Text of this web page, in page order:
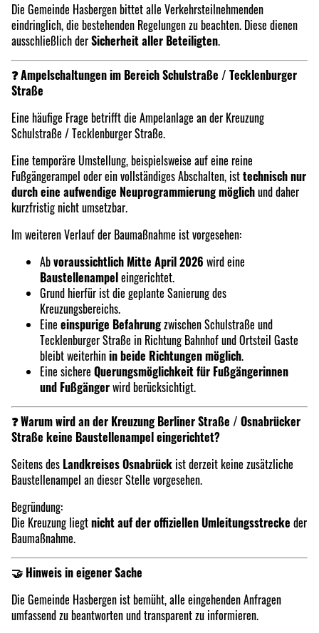
Die Gemeinde Hasbergen bittet alle Verkehrsteilnehmenden
eindringlich, die bestehenden Regelungen zu beachten. Diese dienen
ausschließlich derSicherheit aller Beteiligten.
❓ Ampelschaltungen im Bereich Schulstraße / Tecklenburger
Straße
Eine häufige Frage betrifft die Ampelanlage an der Kreuzung
Schulstraße / Tecklenburger Straße.
Eine temporäre Umstellung, beispielsweise auf eine reine
Fußgängerampel oder ein vollständiges Abschalten, isttechnisch nur
durch eine aufwendige Neuprogrammierung möglichund daher
kurzfristig nicht umsetzbar.
Im weiteren Verlauf der Baumaßnahme ist vorgesehen:
Abvoraussichtlich Mitte April 2026 wird eine
Baustellenampeleingerichtet.
Grund hierfür ist die geplante Sanierung des
Kreuzungsbereichs.
Eine einspurige Befahrungzwischen Schulstraße und
Tecklenburger Straße in Richtung Bahnhof und Ortsteil Gaste
bleibt weiterhinin beide Richtungen möglich.
Eine sichere Querungsmöglichkeit für Fußgängerinnen
und Fußgängerwird berücksichtigt.
❓ Warum wird an der Kreuzung Berliner Straße / Osnabrücker
Straße keine Baustellenampel eingerichtet?
Seitens des Landkreises Osnabrück ist derzeit keine zusätzliche
Baustellenampel an dieser Stelle vorgesehen.
Begründung:
Die Kreuzung liegtnicht auf der offiziellen Umleitungsstrecke der
Baumaßnahme.
🤝 Hinweis in eigener Sache
Die Gemeinde Hasbergen ist bemüht, alle eingehenden Anfragen
umfassend zu beantworten und transparent zu informieren.